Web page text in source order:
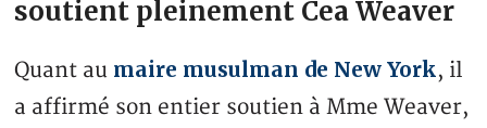
soutient pleinement Cea Weaver
Quant au maire musulman de New York, il
a affirmé son entier soutien à Mme Weaver,